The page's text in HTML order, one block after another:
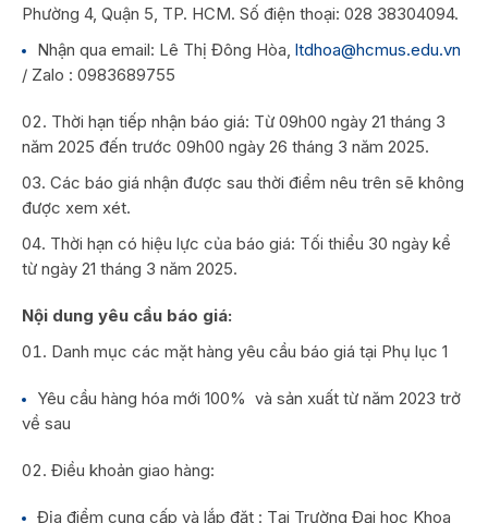
Phường 4, Quận 5, TP. HCM. Số điện thoại: 028 38304094.
Nhận qua email: Lê Thị Đông Hòa, ltdhoa@hcmus.edu.vn
/ Zalo : 0983689755
Thời hạn tiếp nhận báo giá: Từ 09h00 ngày 21 tháng 3
năm 2025 đến trước 09h00 ngày 26 tháng 3 năm 2025.
Các báo giá nhận được sau thời điểm nêu trên sẽ không
được xem xét.
Thời hạn có hiệu lực của báo giá: Tối thiểu 30 ngày kể
từ ngày 21 tháng 3 năm 2025.
Nội dung yêu cầu báo giá:
Danh mục các mặt hàng yêu cầu báo giá tại Phụ lục 1
Yêu cầu hàng hóa mới 100% và sản xuất từ năm 2023 trở
về sau
Điều khoản giao hàng:
Địa điểm cung cấp và lắp đặt : Tại Trường Đại học Khoa